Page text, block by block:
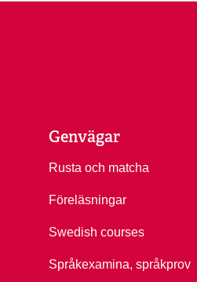
Genvägar
Rusta och matcha
Föreläsningar
Swedish courses
Språkexamina, språkprov